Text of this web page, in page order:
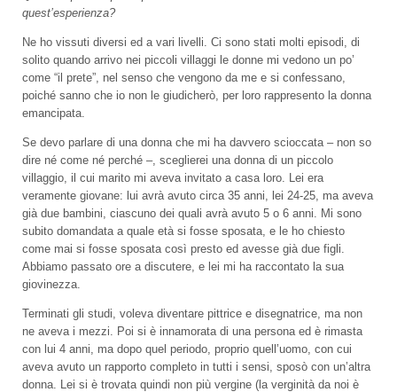
quest’esperienza?
Ne ho vissuti diversi ed a vari livelli. Ci sono stati molti episodi, di
solito quando arrivo nei piccoli villaggi le donne mi vedono un po’
come “il prete”, nel senso che vengono da me e si confessano,
poiché sanno che io non le giudicherò, per loro rappresento la donna
emancipata.
Se devo parlare di una donna che mi ha davvero scioccata – non so
dire né come né perché –, sceglierei una donna di un piccolo
villaggio, il cui marito mi aveva invitato a casa loro. Lei era
veramente giovane: lui avrà avuto circa 35 anni, lei 24-25, ma aveva
già due bambini, ciascuno dei quali avrà avuto 5 o 6 anni. Mi sono
subito domandata a quale età si fosse sposata, e le ho chiesto
come mai si fosse sposata così presto ed avesse già due figli.
Abbiamo passato ore a discutere, e lei mi ha raccontato la sua
giovinezza.
Terminati gli studi, voleva diventare pittrice e disegnatrice, ma non
ne aveva i mezzi. Poi si è innamorata di una persona ed è rimasta
con lui 4 anni, ma dopo quel periodo, proprio quell’uomo, con cui
aveva avuto un rapporto completo in tutti i sensi, sposò con un’altra
donna. Lei si è trovata quindi non più vergine (la verginità da noi è